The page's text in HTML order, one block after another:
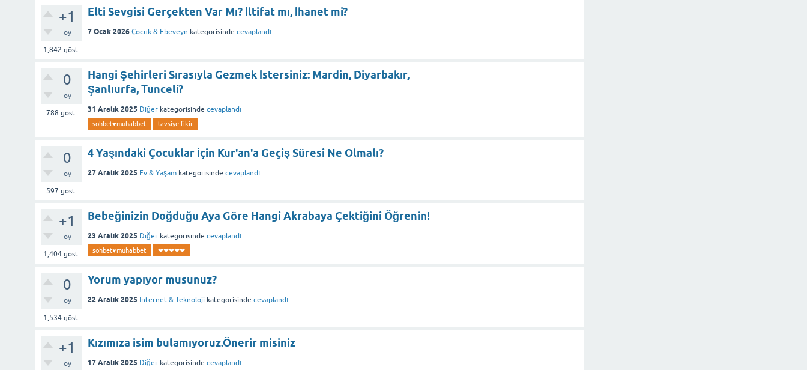
+1
oy
1,842 göst.
Elti Sevgisi Gerçekten Var Mı? İltifat mı, İhanet mi?
7 Ocak 2026 Çocuk & Ebeveyn kategorisinde cevaplandı
0
oy
788 göst.
Hangi Şehirleri Sırasıyla Gezmek İstersiniz: Mardin, Diyarbakır,
Şanlıurfa, Tunceli?
31 Aralık 2025 Diğer kategorisinde cevaplandı
sohbet♥️muhabbet tavsiye-fikir
0
oy
597 göst.
4 Yaşındaki Çocuklar İçin Kur'an'a Geçiş Süresi Ne Olmalı?
27 Aralık 2025 Ev & Yaşam kategorisinde cevaplandı
+1
oy
1,404göst.
Bebeğinizin Doğduğu Aya Göre Hangi Akrabaya Çektiğini Öğrenin!
23 Aralık 2025 Diğer kategorisinde cevaplandı
sohbet♥️muhabbet ❤❤❤❤❤
0
oy
1,534göst.
Yorum yapıyor musunuz?
22 Aralık 2025 İnternet & Teknoloji kategorisinde cevaplandı
+1
oy
Kızımıza isim bulamıyoruz.Önerir misiniz
17 Aralık 2025 Diğer kategorisinde cevaplandı